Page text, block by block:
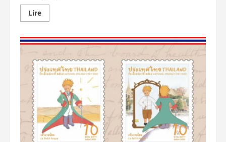
LireEn
savoir
75
Rohingyas
et
se
retrouvent
Phuket.
arrêtés
par
les
autorités
thaïlandaises.